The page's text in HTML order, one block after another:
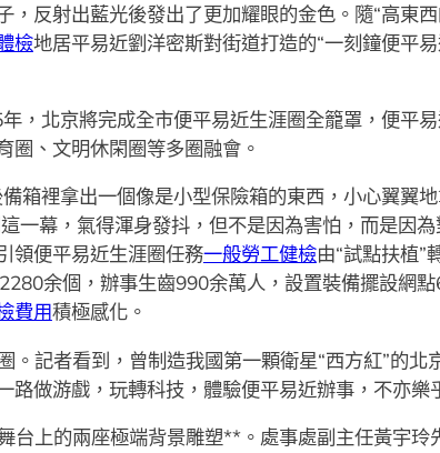
反射出藍光後發出了更加耀眼的金色。隨“高東
檢地居平易近劉洋密斯對街道打造的“一刻鐘便平
，北京將完成全市便平易近生涯圈全籠罩，便平
圈、文明休閑圈等多圈融會。
箱裡拿出一個像是小型保險箱的東西，小心翼翼
一幕，氣得渾身發抖，但不是因為害怕，而是因
領便平易近生涯圈任務一般勞工健檢由“試點扶植”
余個，辦事生齒990余萬人，設置裝備擺設網
費用積極感化。
。記者看到，曾制造我國第一顆衛星“西方紅”的北
做游戲，玩轉科技，體驗便平易近辦事，不亦樂
台上的兩座極端背景雕塑**。處事處副主任黃宇玲